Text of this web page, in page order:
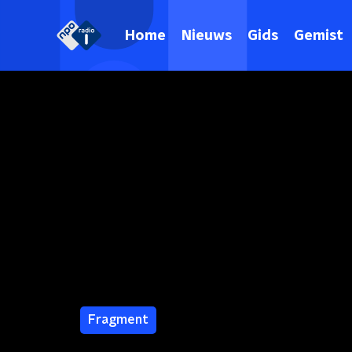
Home Nieuws Gids Gemist
Fragment